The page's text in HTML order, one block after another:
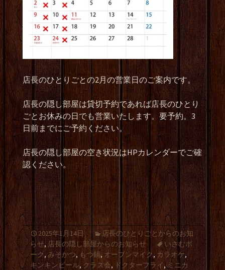
店長のひとりごとの2月の営業日のご案内です。
店長の隠し部屋は貸切予約であれば店長のひとり
ごとお休みの日でも営業いたします。要予約。3
日前までにご予約ください。
店長の隠し部屋の空き状況はHPカレンダーでご確
認ください。
2025年1月14日
店長のひとりごとからのお知
らせ, 店長の隠し部屋からのお知らせ
いさむポ
ーク,みそかつ,もつ鍋, オープンマイク, カラオケ,
キンキンビール, クラス会, ドクターフライ,ミニカ